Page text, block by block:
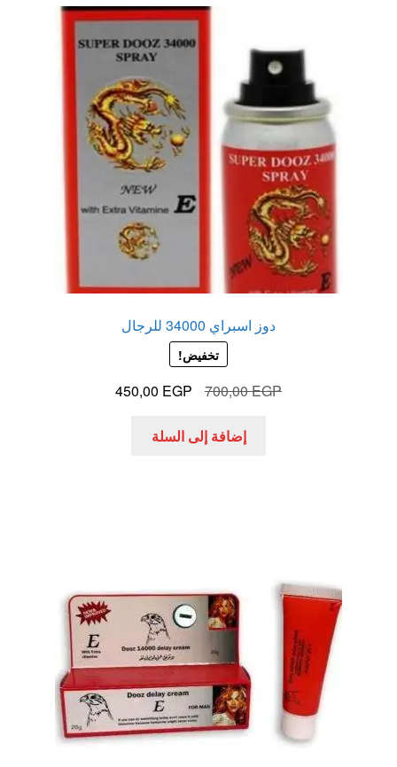
دوز اسبراي 34000 للرجال
تخفيض!
700,00EGP
السعر
هو:
450,00 EGP
السعر
إضافة إلى السلة